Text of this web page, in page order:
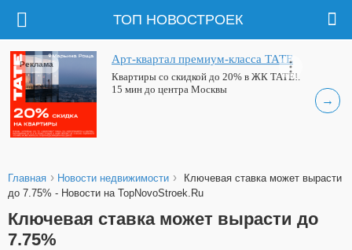
ТОП НОВОСТРОЕК
→
Арт-квартал премиум-класса ТАТЕ
Квартиры со скидкой до 20% в ЖК ТАТЕ!.
15 мин до центра Москвы
Реклама
Главная › Новости недвижимости ›
Ключевая ставка может вырасти
до 7.75% - Новости на TopNovoStroek.Ru
Ключевая ставка может вырасти до
7.75%